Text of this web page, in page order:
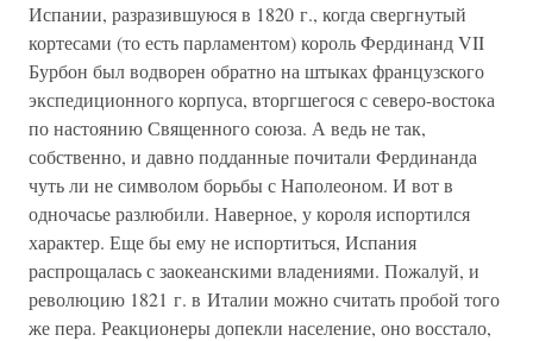
Испании, разразившуюся в 1820 г., когда свергнутый
кортесами (то есть парламентом) король Фердинанд VII
Бурбон был водворен обратно на штыках французского
экспедиционного корпуса, вторгшегося с северо-востока
по настоянию Священного союза. А ведь не так,
собственно, и давно подданные почитали Фердинанда
чуть ли не символом борьбы с Наполеоном. И вот в
одночасье разлюбили. Наверное, у короля испортился
характер. Еще бы ему не испортиться, Испания
распрощалась с заокеанскими владениями. Пожалуй, и
революцию 1821 г. в Италии можно считать пробой того
же пера. Реакционеры допекли население, оно восстало,